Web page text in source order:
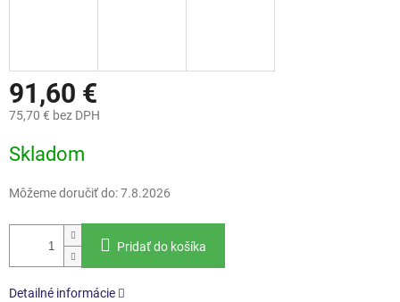
91,60 €
75,70 € bez DPH
cena:
Skladom
Môžeme doručiť do:7.8.2026
Pridať do košíka
Detailné informácie